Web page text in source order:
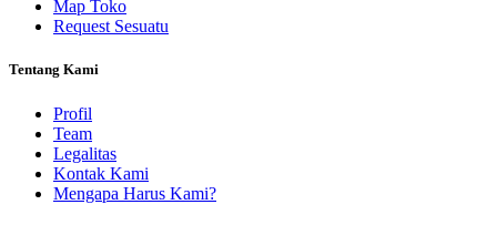
Map Toko
Request Sesuatu
Tentang Kami
Profil
Team
Legalitas
Kontak Kami
Mengapa Harus Kami?